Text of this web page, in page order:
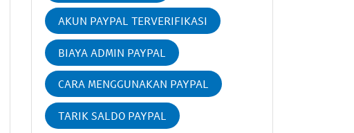
AKUN PAYPAL TERVERIFIKASI
BIAYA ADMIN PAYPAL
CARA MENGGUNAKAN PAYPAL
TARIK SALDO PAYPAL